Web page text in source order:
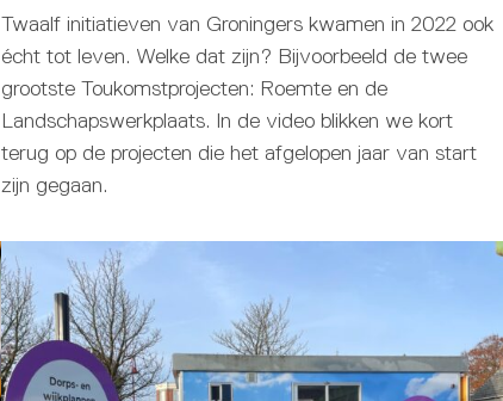
Twaalf initiatieven van Groningers kwamen in 2022 ook
écht tot leven. Welke dat zijn? Bijvoorbeeld de twee
grootste Toukomstprojecten: Roemte en de
Landschapswerkplaats. In de video blikken we kort
terug op de projecten die het afgelopen jaar van start
zijn gegaan.